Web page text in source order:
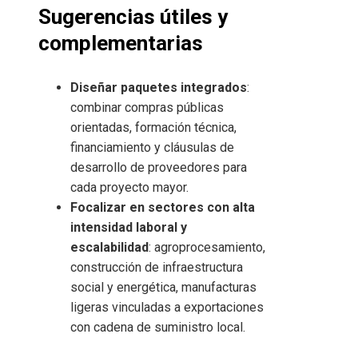
Sugerencias útiles y
complementarias
Diseñar paquetes integrados:
combinar compras públicas
orientadas, formación técnica,
financiamiento y cláusulas de
desarrollo de proveedores para
cada proyecto mayor.
Focalizar en sectores con alta
intensidad laboral y
escalabilidad: agroprocesamiento,
construcción de infraestructura
social y energética, manufacturas
ligeras vinculadas a exportaciones
con cadena de suministro local.